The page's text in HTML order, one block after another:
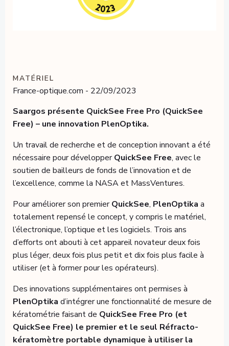
MATÉRIEL
France-optique.com - 22/09/2023
Saargos présente QuickSee Free Pro (QuickSee
Free) – une innovation PlenOptika.
Un travail de recherche et de conception innovant a été
nécessaire pour développerQuickSee Free, avec le
soutien de bailleurs de fonds de l’innovation et de
l’excellence, comme la NASA et MassVentures.
Pour améliorer son premierQuickSee, PlenOptika a
totalement repensé le concept, y compris le matériel,
l’électronique, l’optique et les logiciels. Trois ans
d’efforts ont abouti à cet appareil novateur deux fois
plus léger, deux fois plus petit et dix fois plus facile à
utiliser (et à former pour les opérateurs).
Des innovations supplémentaires ont permises à
PlenOptika d’intégrer une fonctionnalité de mesure de
kératométrie faisant de QuickSee Free Pro (et
QuickSee Free) le premier et le seul Réfracto-
kératomètre portable dynamique à utiliser la